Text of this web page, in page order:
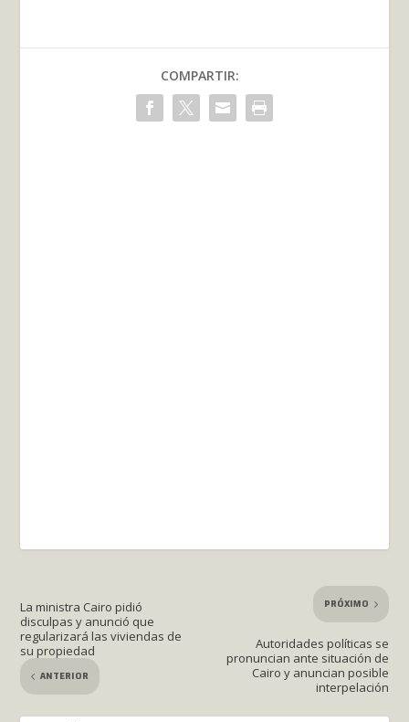
COMPARTIR:
La ministra Cairo pidió
disculpas y anunció que
regularizará las viviendas de
su propiedad
ANTERIOR
PRÓXIMO
Autoridades políticas se
pronuncian ante situación de
Cairo y anuncian posible
interpelación